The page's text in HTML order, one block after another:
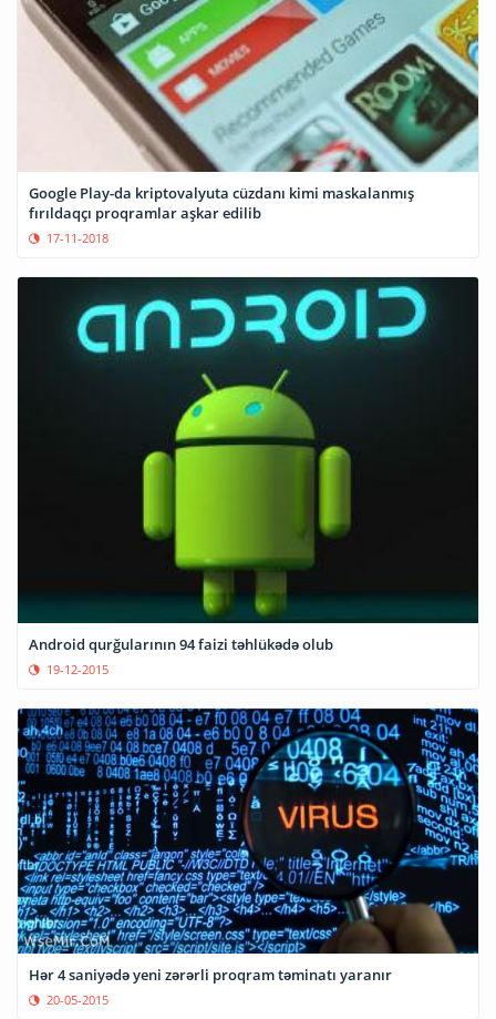
Google Play-da kriptovalyuta cüzdanı kimi maskalanmış
fırıldaqçı proqramlar aşkar edilib
17-11-2018
Android qurğularının 94 faizi təhlükədə olub
19-12-2015
Hər 4 saniyədə yeni zərərli proqram təminatı yaranır
20-05-2015